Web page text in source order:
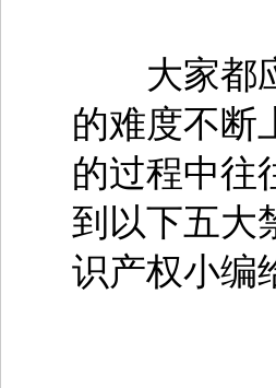
大家都应
的难度不断
的过程中往
到以下五大
识产权小编